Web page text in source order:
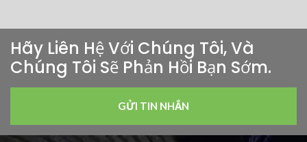
Hãy Liên Hệ Với Chúng Tôi, Và
Chúng Tôi Sẽ Phản Hồi Bạn Sớm.
GỬI TIN NHẮN